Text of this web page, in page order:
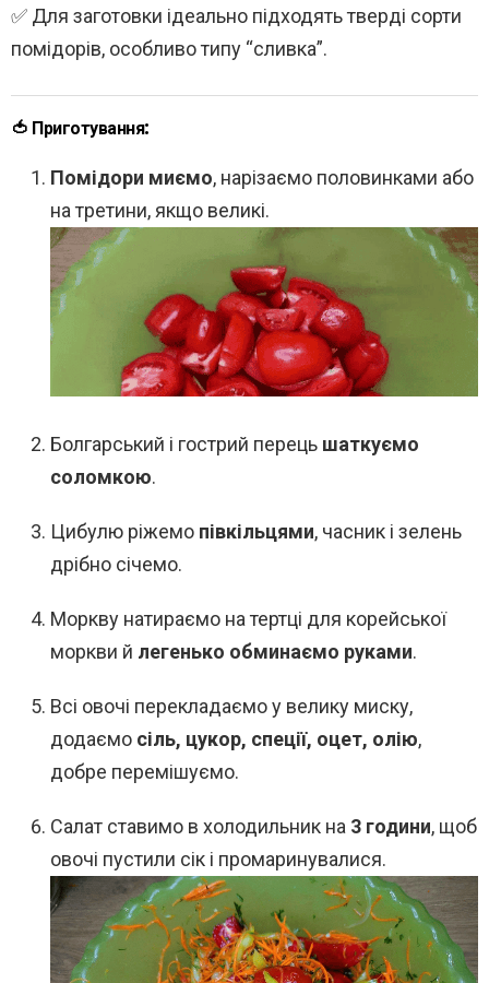
✅ Для заготовки ідеально підходять тверді сорти
помідорів, особливо типу “сливка”.
🍅 Приготування:
Помідори миємо, нарізаємо половинками або
на третини, якщо великі.
Болгарський і гострий перець шаткуємо
соломкою.
Цибулю ріжемо півкільцями, часник і зелень
дрібно січемо.
Моркву натираємо на тертці для корейської
моркви й легенько обминаємо руками.
Всі овочі перекладаємо у велику миску,
додаємо сіль, цукор, спеції, оцет, олію,
добре перемішуємо.
Салат ставимо в холодильник на 3 години, щоб
овочі пустили сік і промаринувалися.